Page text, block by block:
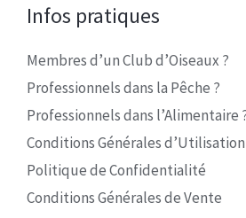
Infos pratiques
Membres d’un Club d’Oiseaux ?
Professionnels dans la Pêche ?
Professionnels dans l’Alimentaire
Conditions Générales d’Utilisation
Politique de Confidentialité
Conditions Générales de Vente